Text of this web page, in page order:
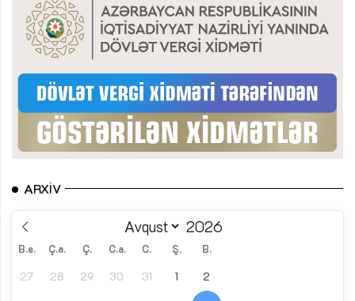
ARXIV
B.e. Ç.a. Ç. C.a. C. Ş. B.
27 28 29 30 31 1 2